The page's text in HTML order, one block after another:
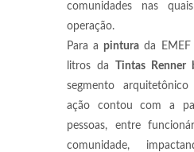
comunidades nas
operação.
Para apintura da
litros da
Tintas Renner
segmento
ação contou com a
pessoas, entre
comunidade,